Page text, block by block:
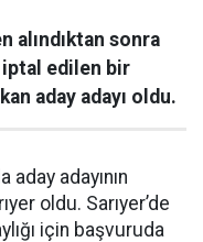
alındıktan sonra
edilen bir
aday adayı oldu.
adayının
oldu. Sarıyer’de
için başvuruda